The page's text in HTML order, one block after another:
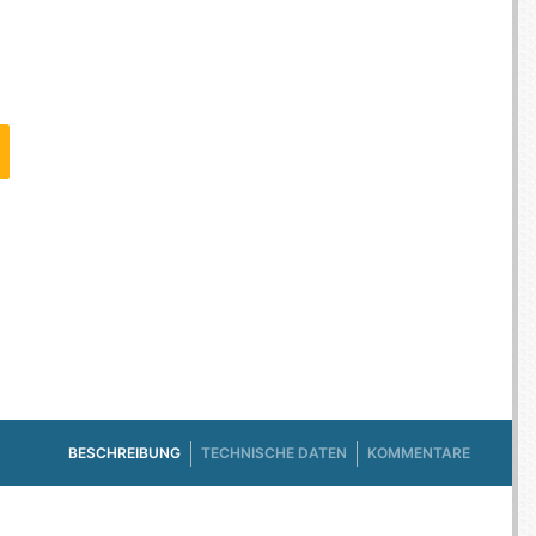
TÉLÉPHONIE
CONNECTÉS
BESCHREIBUNG TECHNISCHE DATEN KOMMENTARE